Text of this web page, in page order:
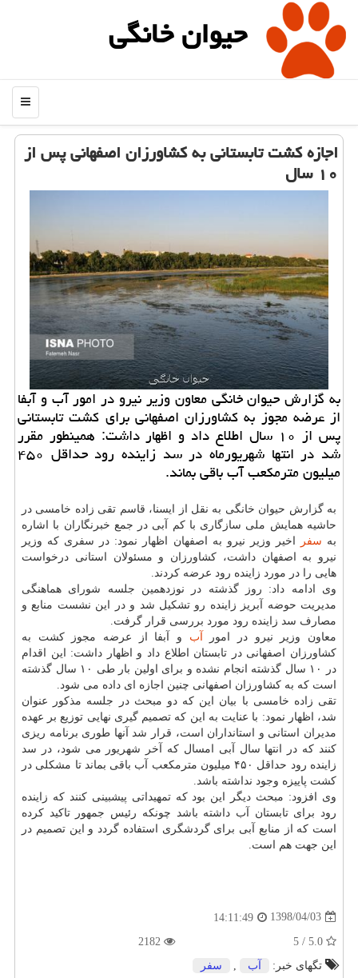
حیوان خانگی
منو
اجازه كشت تابستانی به كشاورزان اصفهانی پس از
۱۰ سال
به گزارش حیوان خانگی معاون وزیر نیرو در امور آب و آبفا
از عرضه مجوز به كشاورزان اصفهانی برای كشت تابستانی
پس از ۱۰ سال اطلاع داد و اظهار داشت: همینطور مقرر
شد در انتها شهریورماه در سد زاینده رود حداقل ۴۵۰
میلیون مترمكعب آب باقی بماند.
به گزارش حیوان خانگی به نقل از ایسنا، قاسم تقی زاده خامسی در
حاشیه همایش ملی سازگاری با كم آبی در جمع خبرنگاران با اشاره
به سفر
اخیر وزیر نیرو به اصفهان اظهار نمود: در سفری كه وزیر
نیرو به اصفهان داشت، كشاورزان و مسئولان استانی درخواست
هایی را در مورد زاینده رود عرضه كردند.
وی ادامه داد: روز گذشته در نوزدهمین جلسه شورای هماهنگی
مدیریت حوضه آبریز زاینده رو تشكیل شد و در این نشست منابع و
مصارف سد زاینده رود مورد بررسی قرار گرفت.
معاون وزیر نیرو در امور
آب و آبفا از عرضه مجوز كشت به
كشاورزان اصفهانی در تابستان اطلاع داد و اظهار داشت: این اقدام
در ۱۰ سال گذشته انجام نشده و برای اولین بار طی ۱۰ سال گذشته
است كه به كشاورزان اصفهانی چنین اجازه ای داده می شود.
تقی زاده خامسی با بیان این كه دو مبحث در جلسه مذكور عنوان
شد، اظهار نمود: با عنایت به این كه تصمیم گیری نهایی توزیع بر عهده
مدیران استانی و استانداران است، قرار شد آنها طوری برنامه ریزی
كنند كه در انتها سال آبی امسال كه آخر شهریور می شود، در سد
زاینده رود حداقل ۴۵۰ میلیون مترمكعب آب باقی بماند تا مشكلی در
كشت پاییزه وجود نداشته باشد.
وی افزود: مبحث دیگر این بود كه تمهیداتی پیشبینی كنند كه زاینده
رود برای تابستان آب داشته باشد چونكه رئیس جمهور تاكید كرده
است كه از منابع آبی برای گردشگری استفاده گردد و این تصمیم در
این جهت هم است.
1398/04/03
14:11:49
تگهای خبر:
آب , سفر